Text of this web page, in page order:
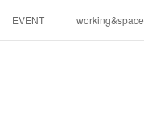
EVENT working&space